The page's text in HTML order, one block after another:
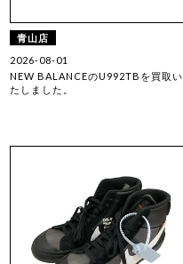
青山店
2026-08-01
NEW BALANCEのU992TBを買取い
たしました。